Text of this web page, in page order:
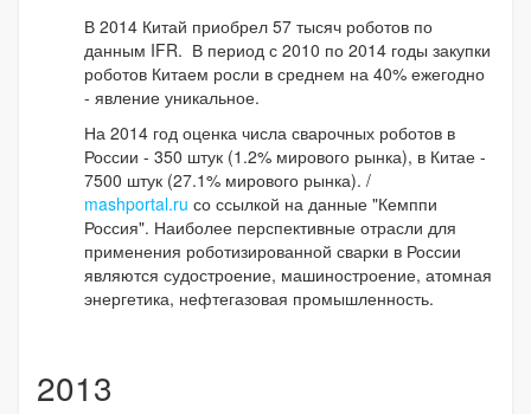
В 2014 Китай приобрел 57 тысяч роботов по
данным IFR. В период с 2010 по 2014 годы закупки
роботов Китаем росли в среднем на 40% ежегодно
- явление уникальное.
На 2014 год оценка числа сварочных роботов в
России - 350 штук (1.2% мирового рынка), в Китае -
7500 штук (27.1% мирового рынка). /
mashportal.ru со ссылкой на данные "Кемппи
Россия". Наиболее перспективные отрасли для
применения роботизированной сварки в России
являются судостроение, машиностроение, атомная
энергетика, нефтегазовая промышленность.
2013